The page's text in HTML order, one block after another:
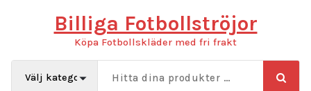
Billiga Fotbollströjor
Köpa Fotbollskläder med fri frakt